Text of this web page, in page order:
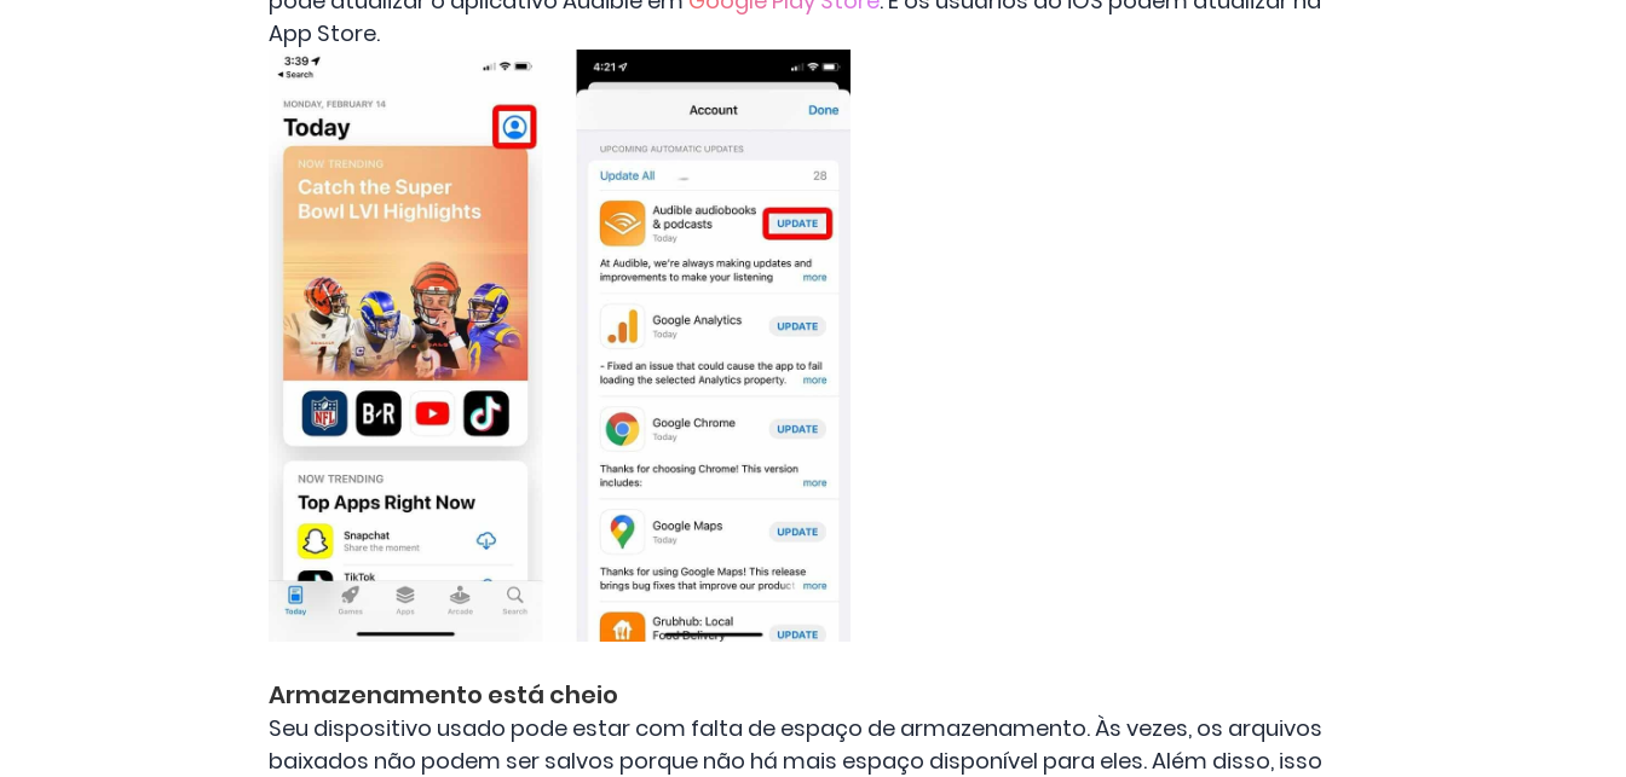
App Store.
Armazenamento está cheio
Seu dispositivo usado pode estar com falta de espaço de armazenamento. Às vezes, os arquivos
baixados não podem ser salvos porque não há mais espaço disponível para eles. Além disso, isso